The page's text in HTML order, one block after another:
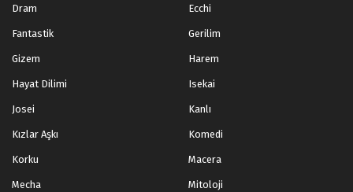
Dram Ecchi
Fantastik Gerilim
Gizem Harem
Hayat Dilimi Isekai
Josei Kanlı
Kızlar Aşkı Komedi
Korku Macera
Mecha Mitoloji